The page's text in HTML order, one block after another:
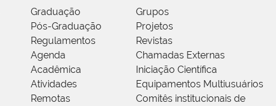
Graduação
Pós-Graduação
Regulamentos
Agenda
Acadêmica
Atividades
Remotas
Grupos
Projetos
Revistas
Chamadas Externas
Iniciação Científica
Equipamentos Multiusuários
Comitês institucionais de